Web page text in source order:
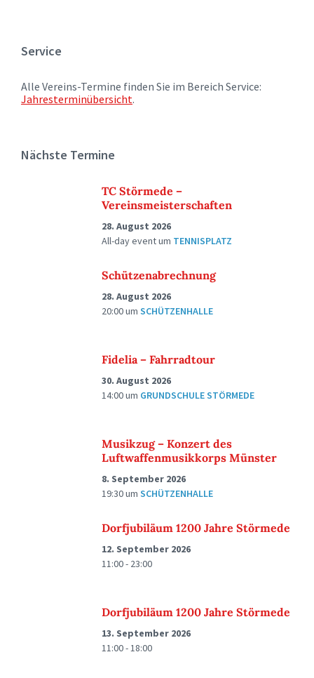
Service
Alle Vereins-Termine finden Sie im Bereich Service:
Jahresterminübersicht.
Nächste Termine
TC Störmede –
Vereinsmeisterschaften
28. August 2026
All-day eventum TENNISPLATZ
Schützenabrechnung
28. August 2026
20:00um SCHÜTZENHALLE
Fidelia – Fahrradtour
30. August 2026
14:00um GRUNDSCHULE STÖRMEDE
Musikzug – Konzert des
Luftwaffenmusikkorps Münster
8. September 2026
19:30um SCHÜTZENHALLE
Dorfjubiläum 1200 Jahre Störmede
12. September 2026
11:00 - 23:00
Dorfjubiläum 1200 Jahre Störmede
13. September 2026
11:00 - 18:00